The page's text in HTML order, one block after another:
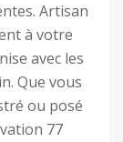
Artisan
à votre
avec les
Que vous
ou posé
77